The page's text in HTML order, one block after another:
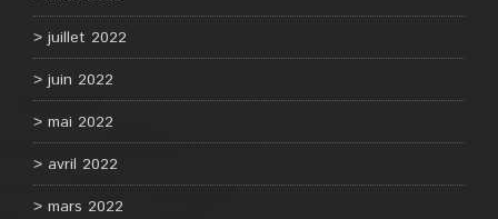
juillet 2022
juin 2022
mai 2022
avril 2022
mars 2022